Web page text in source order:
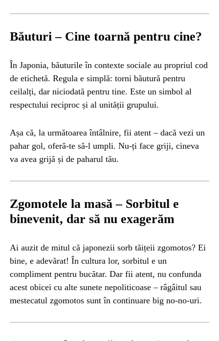
Băuturi – Cine toarnă pentru cine?
În Japonia, băuturile în contexte sociale au propriul cod
de etichetă. Regula e simplă: torni băutură pentru
ceilalți, dar niciodată pentru tine. Este un simbol al
respectului reciproc și al unității grupului.
Așa că, la următoarea întâlnire, fii atent – dacă vezi un
pahar gol, oferă-te să-l umpli. Nu-ți face griji, cineva
va avea grijă și de paharul tău.
Zgomotele la masă – Sorbitul e
binevenit, dar să nu exagerăm
Ai auzit de mitul că japonezii sorb tăițeii zgomotos? Ei
bine, e adevărat! În cultura lor, sorbitul e un
compliment pentru bucătar. Dar fii atent, nu confunda
acest obicei cu alte sunete nepoliticoase – râgâitul sau
mestecatul zgomotos sunt în continuare big no-no-uri.